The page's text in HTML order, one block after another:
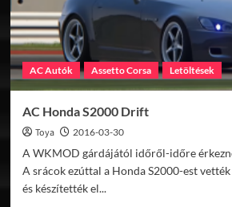
AC Autók Assetto Corsa Letöltések
AC Honda S2000 Drift
Toya 2016-03-30
A WKMOD gárdájától időről-időre
A srácok ezúttal a Honda S2000-est
és készítették el...